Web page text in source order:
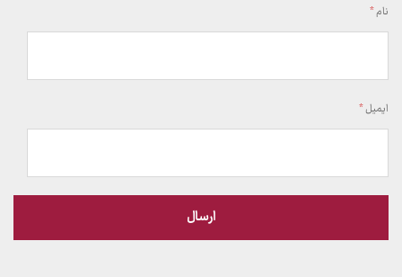
نام*
ایمیل*